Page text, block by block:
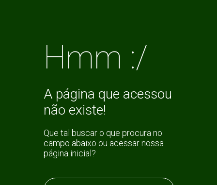
Hmm :/
A página que acessou
não existe!
Que tal buscar o que procura no
campo abaixo ou acessar nossa
página inicial?